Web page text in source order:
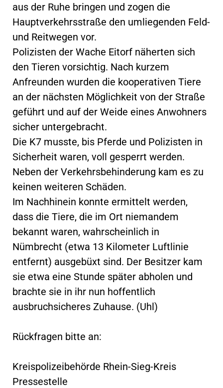
aus der Ruhe bringen und zogen die
Hauptverkehrsstraße den umliegenden Feld-
und Reitwegen vor.
Polizisten der Wache Eitorf näherten sich
den Tieren vorsichtig. Nach kurzem
Anfreunden wurden die kooperativen Tiere
an der nächsten Möglichkeit von der Straße
geführt und auf der Weide eines Anwohners
sicher untergebracht.
Die K7 musste, bis Pferde und Polizisten in
Sicherheit waren, voll gesperrt werden.
Neben der Verkehrsbehinderung kam es zu
keinen weiteren Schäden.
Im Nachhinein konnte ermittelt werden,
dass die Tiere, die im Ort niemandem
bekannt waren, wahrscheinlich in
Nümbrecht (etwa 13 Kilometer Luftlinie
entfernt) ausgebüxt sind. Der Besitzer kam
sie etwa eine Stunde später abholen und
brachte sie in ihr nun hoffentlich
ausbruchsicheres Zuhause. (Uhl)
Rückfragen bitte an:
Kreispolizeibehörde Rhein-Sieg-Kreis
Pressestelle